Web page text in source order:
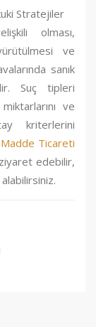
Stratejiler
olması,
ve
sanık
Suç tipleri
ve
kriterlerini
Ticareti
edebilir,